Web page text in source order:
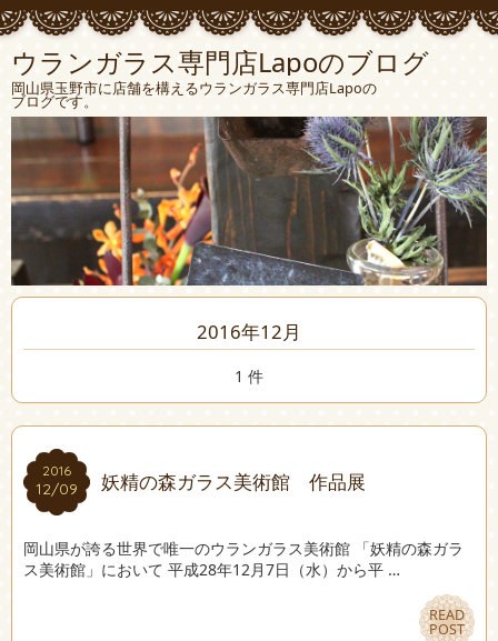
ウランガラス専門店Lapoのブログ
岡山県玉野市に店舗を構えるウランガラス専門店Lapoの
ブログです。
2016年12月
1 件
2016
12/09
2016
12/09 妖精の森ガラス美術館 作品展
岡山県が誇る世界で唯一のウランガラス美術館 「妖精の森ガラ
ス美術館」において 平成28年12月7日（水）から平 …
READ
POST
READ
POST